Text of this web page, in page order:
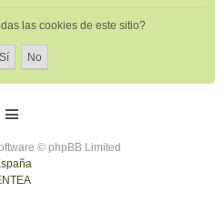
las cookies de este sitio?
© phpBB Limited